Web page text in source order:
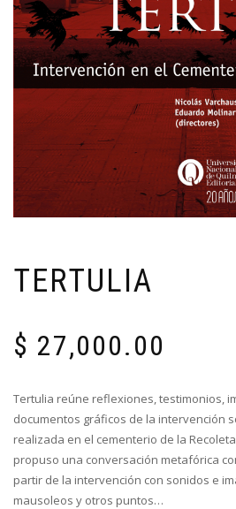
TERTULIA
$ 27,000.00
Tertulia reúne reflexiones, testimonios,
documentos gráficos de la intervención
realizada en el cementerio de la
propuso una conversación metafórica
partir de la intervención con sonidos e
mausoleos y otros puntos…